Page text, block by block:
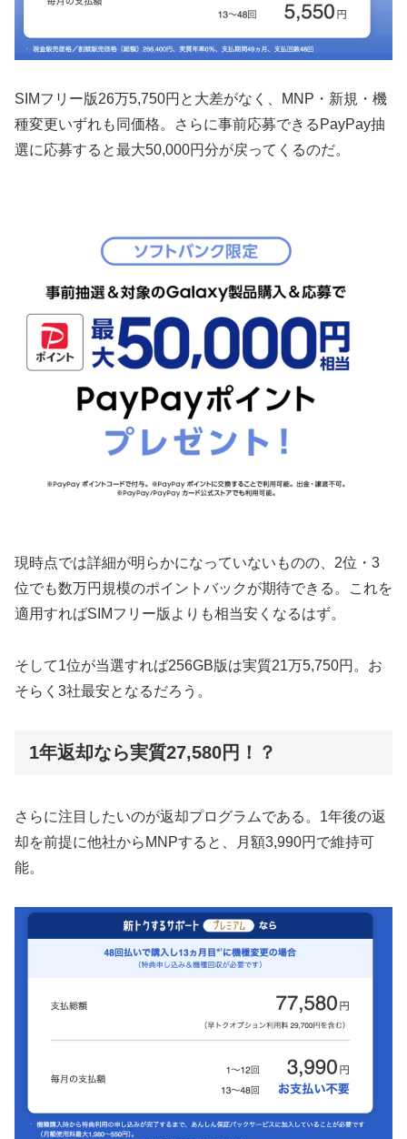
SIMフリー版26万5,750円と大差がなく、MNP・新規・機
種変更いずれも同価格。さらに事前応募できるPayPay抽
選に応募すると最大50,000円分が戻ってくるのだ。
現時点では詳細が明らかになっていないものの、2位・3
位でも数万円規模のポイントバックが期待できる。これを
適用すればSIMフリー版よりも相当安くなるはず。
そして1位が当選すれば256GB版は実質21万5,750円。お
そらく3社最安となるだろう。
1年返却なら実質27,580円！？
さらに注目したいのが返却プログラムである。1年後の返
却を前提に他社からMNPすると、月額3,990円で維持可
能。